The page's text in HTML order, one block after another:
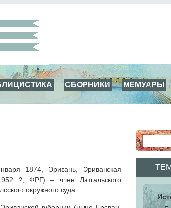
СБОРНИКИ МЕМУАРЫ
1874, Эривань, Эриванская
?, ФРГ) – член Латгальского
окружного суда.